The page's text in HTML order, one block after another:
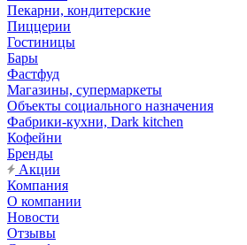
Пекарни, кондитерские
Пиццерии
Гостиницы
Бары
Фастфуд
Магазины, супермаркеты
Объекты социального назначения
Фабрики-кухни, Dark kitchen
Кофейни
Бренды
Акции
Компания
О компании
Новости
Отзывы